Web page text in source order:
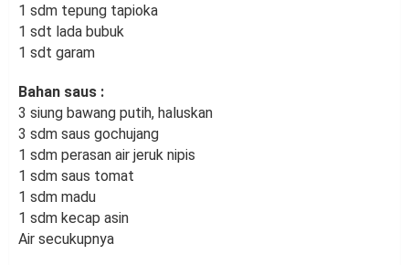
1 sdm tepung tapioka
1 sdt lada bubuk
1 sdt garam
Bahan saus :
3 siung bawang putih, haluskan
3 sdm saus gochujang
1 sdm perasan air jeruk nipis
1 sdm saus tomat
1 sdm madu
1 sdm kecap asin
Air secukupnya